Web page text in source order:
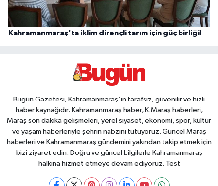
Kahramanmaraş'ta iklim dirençli tarım için güç birliği!
Bugün Gazetesi, Kahramanmaraş’ın tarafsız, güvenilir ve hızlı
haber kaynağıdır. Kahramanmaraş haber, K.Maraş haberleri,
Maraş son dakika gelişmeleri, yerel siyaset, ekonomi, spor, kültür
ve yaşam haberleriyle şehrin nabzını tutuyoruz. Güncel Maraş
haberleri ve Kahramanmaraş gündemini yakından takip etmek için
bizi ziyaret edin. Doğru ve güncel bilgilerle Kahramanmaraş
halkına hizmet etmeye devam ediyoruz. Test